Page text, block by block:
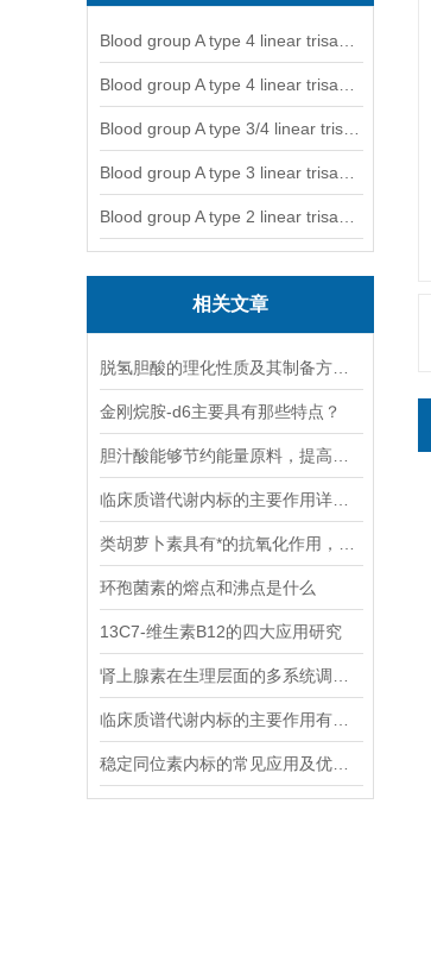
相关文章
金刚烷胺-d6主要具有那些特点？
环孢菌素的熔点和沸点是什么
13C7-维生素B12的四大应用研究